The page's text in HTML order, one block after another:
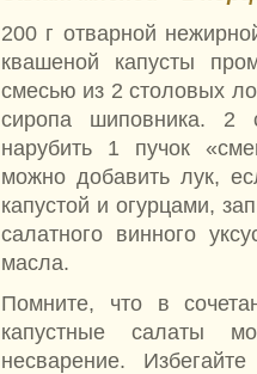
200 г отварной
квашеной капусты
смесью из 2 столовых
сиропа шиповника. 2
нарубить 1 пучок
можно добавить лук,
капустой и огурцами,
салатного винного
масла.
Помните, что в
капустные салаты
несварение.